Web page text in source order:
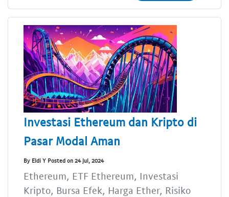
Investasi Ethereum dan Kripto di
Pasar Modal Aman
By Eldi Y Posted on 24 Jul, 2024
Ethereum, ETF Ethereum, Investasi
Kripto, Bursa Efek, Harga Ether, Risiko